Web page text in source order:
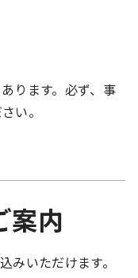
ります。必ず、事
い。
案内
みいただけます。